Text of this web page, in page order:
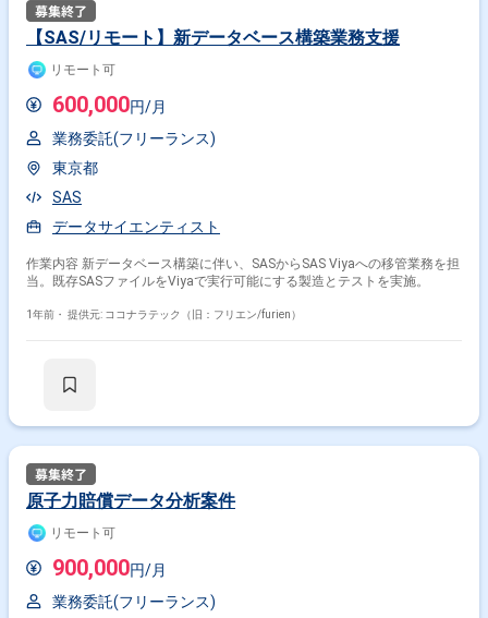
【SAS/リモート】新データベース構築業務支援
リモート可
600,000円/月
業務委託(フリーランス)
東京都
SAS
データサイエンティスト
作業内容 新データベース構築に伴い、SASからSAS Viyaへの移管業務を担
当。既存SASファイルをViyaで実行可能にする製造とテストを実施。
1年前・ 提供元: ココナラテック（旧：フリエン/furien）
原子力賠償データ分析案件
リモート可
900,000円/月
業務委託(フリーランス)